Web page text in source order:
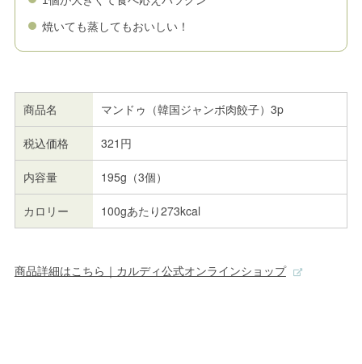
焼いても蒸してもおいしい！
商品名 マンドゥ（韓国ジャンボ肉餃子）3p
税込価格 321円
内容量 195g（3個）
カロリー 100gあたり273kcal
商品詳細はこちら｜カルディ公式オンラインショップ